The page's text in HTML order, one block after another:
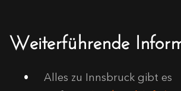
Weiterführende
Alles zu Innsbruck gibt es